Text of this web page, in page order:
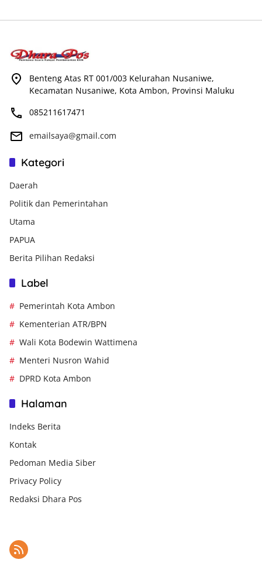
Benteng Atas RT 001/003 Kelurahan Nusaniwe,
Kecamatan Nusaniwe, Kota Ambon, Provinsi Maluku
085211617471
emailsaya@gmail.com
Kategori
Daerah
Politik dan Pemerintahan
Utama
PAPUA
Berita Pilihan Redaksi
Label
Pemerintah Kota Ambon
Kementerian ATR/BPN
Wali Kota Bodewin Wattimena
Menteri Nusron Wahid
DPRD Kota Ambon
Halaman
Indeks Berita
Kontak
Pedoman Media Siber
Privacy Policy
Redaksi Dhara Pos